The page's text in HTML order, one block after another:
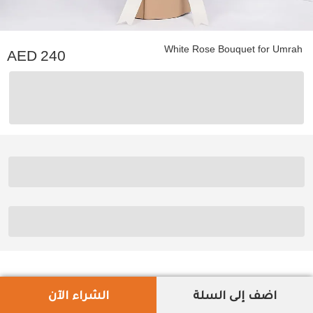
White Rose Bouquet for Umrah
240
اضف إلى السلة الشراء الآن